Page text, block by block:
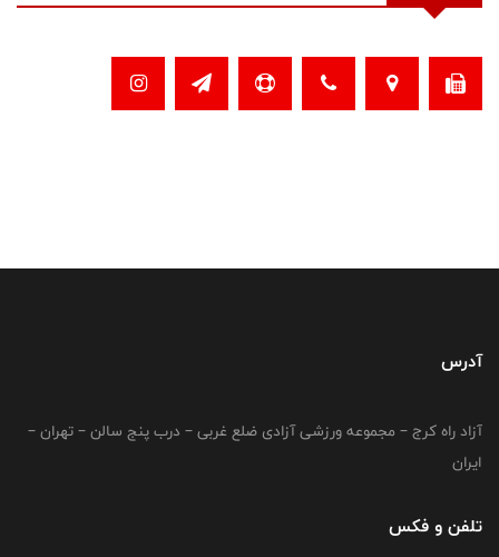
آدرس
آزاد راه کرج – مجموعه ورزشی آزادی ضلع غربی – درب پنج سالن – تهران –
ایران
تلفن و فکس